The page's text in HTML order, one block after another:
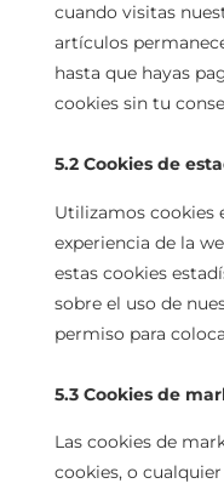
cuando visitas
artículos
hasta que hayas
cookies sin tu
5.2 Cookies de
Utilizamos cookies
experiencia de la
estas cookies
sobre el uso de
permiso para
5.3 Cookies de
Las cookies de
cookies, o